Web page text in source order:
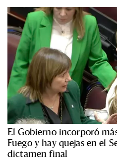
El Gobierno incorporó
Fuego y hay quejas en el
dictamen final